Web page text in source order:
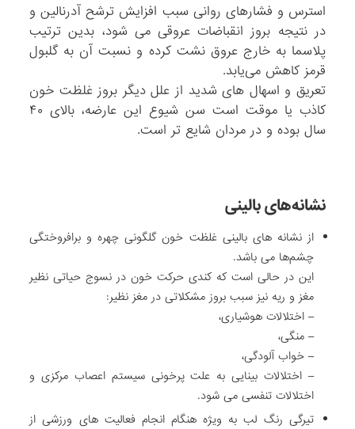
استرس و فشارهای روانی سبب افزایش ترشح آدرنالین و
در نتیجه بروز انقباضات عروقی می شود، بدین ترتیب
پلاسما به خارج عروق نشت کرده و نسبت آن به گلبول
قرمز کاهش می‌یابد.
تعریق و اسهال های شدید از علل دیگر بروز غلظت خون
کاذب یا موقت است سن شیوع این عارضه، بالای ۴۰
سال بوده و در مردان شایع تر است.
نشانه‌های بالینی
از نشانه های بالینی غلظت خون گلگونی چهره و برافروختگی
چشم‌ها می باشد.
این در حالی است که کندی حرکت خون در نسوج حیاتی نظیر
مغز و ریه نیز سبب بروز مشکلاتی در مغز نظیر:
– اختلالات هوشیاری،
– منگی،
– خواب آلودگی،
– اختلالات بینایی به علت پرخونی سیستم اعصاب مرکزی و
اختلالات تنفسی می شود.
تیرگی رنگ لب به ویژه هنگام انجام فعالیت های ورزشی از